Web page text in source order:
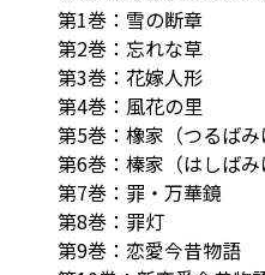
第1巻：雪の断章
第2巻：忘れな草
第3巻：花嫁人形
第4巻：風花の里
第5巻：橡家（つるば
第6巻：榛家（はしば
第7巻：罪・万華鏡
第8巻：罪灯
第9巻：恋愛今昔物語